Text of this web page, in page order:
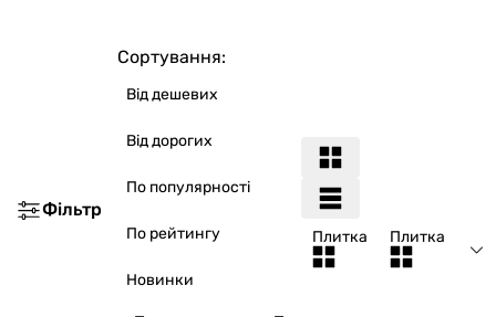
Фільтр
Сортування:
Від дешевих
Від дорогих
По популярності
По рейтингу
Новинки
Плитка Плитка